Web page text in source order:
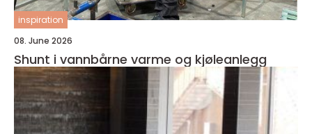
inspiration
08. June 2026
Shunt i vannbårne varme og kjøleanlegg